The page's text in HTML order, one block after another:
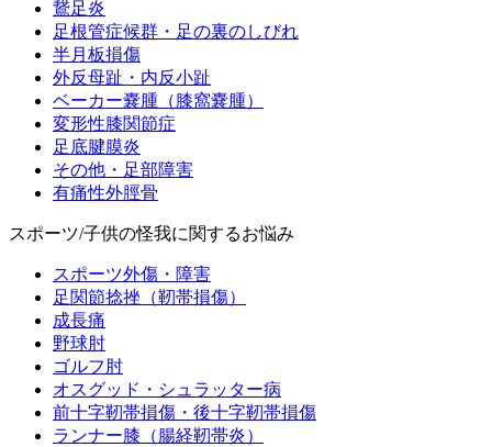
鵞足炎
足根管症候群・足の裏のしびれ
半月板損傷
外反母趾・内反小趾
ベーカー嚢腫（膝窩嚢腫）
変形性膝関節症
足底腱膜炎
その他・足部障害
有痛性外脛骨
スポーツ/子供の怪我に関するお悩み
スポーツ外傷・障害
足関節捻挫（靭帯損傷）
成長痛
野球肘
ゴルフ肘
オスグッド・シュラッター病
前十字靭帯損傷・後十字靭帯損傷
ランナー膝（腸経靭帯炎）